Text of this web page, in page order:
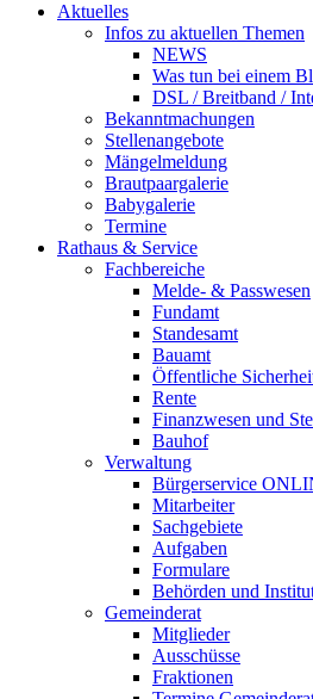
Aktuelles
Infos zu aktuellen Themen
NEWS
Was tun bei einem
DSL / Breitband /
Bekanntmachungen
Stellenangebote
Mängelmeldung
Brautpaargalerie
Babygalerie
Termine
Rathaus & Service
Fachbereiche
Melde- & Passwesen
Fundamt
Standesamt
Bauamt
Öffentliche
Rente
Finanzwesen und
Bauhof
Verwaltung
Bürgerservice
Mitarbeiter
Sachgebiete
Aufgaben
Formulare
Behörden und
Gemeinderat
Mitglieder
Ausschüsse
Fraktionen